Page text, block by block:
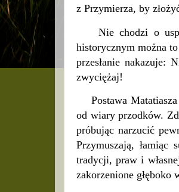
z Przymierza, by
Nie chodzi o
historycznym można
przesłanie nakazuje:
zwyciężaj!
Postawa Matatiasza
od wiary przodków.
próbując narzucić
Przymuszają,
tradycji, praw i
zakorzenione